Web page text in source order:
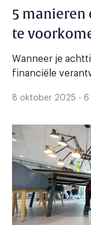
5 manieren
te
Wanneer je
financiële
8 oktober 2025 - 6